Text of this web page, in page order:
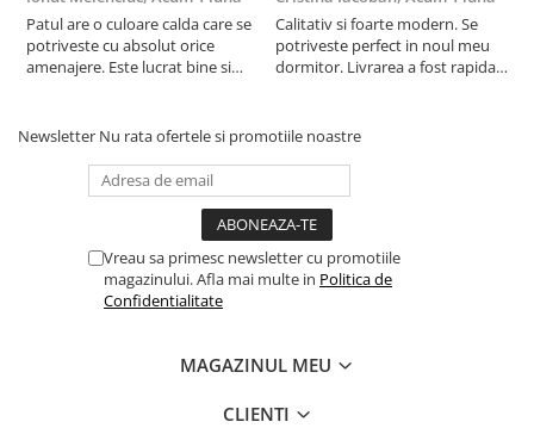
Patul are o culoare calda care se
potriveste cu absolut orice
amenajere. Este lucrat bine si
drag !
Calitativ si foarte modern. Se
potriveste perfect in noul meu
dormitor. Livrarea a fost rapida
Newsletter Nu rata ofertele si promotiile noastre
Vreau sa primesc newsletter cu promotiile
magazinului. Afla mai multe in Politica de
Confidentialitate
MAGAZINUL MEU
CLIENTI